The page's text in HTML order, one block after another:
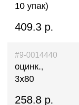
10 упак)
409.3 р.
#9-0014440
оцинк.,
3х80
258.8 р.